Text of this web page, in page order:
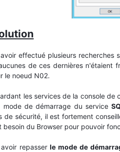
effectué plusieurs recherches
de ces dernières n'étaient
le noeud N02.
les services de la console de
mode de démarrage du service
de sécurité, il est fortement
besoin du Browser pour pouvoir
repasserle mode de